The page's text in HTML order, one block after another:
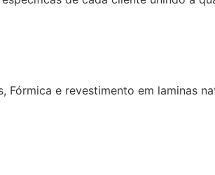
e revestimento em laminas